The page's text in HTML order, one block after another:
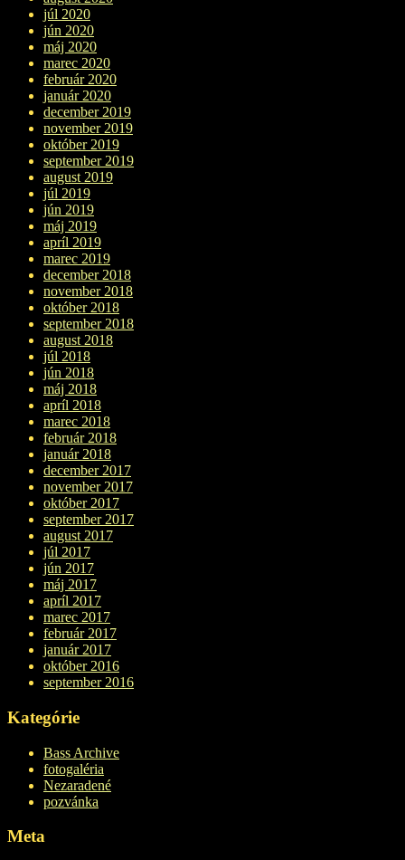
júl 2020
jún 2020
máj 2020
marec 2020
február 2020
január 2020
december 2019
november 2019
október 2019
september 2019
august 2019
júl 2019
jún 2019
máj 2019
apríl 2019
marec 2019
december 2018
november 2018
október 2018
september 2018
august 2018
júl 2018
jún 2018
máj 2018
apríl 2018
marec 2018
február 2018
január 2018
december 2017
november 2017
október 2017
september 2017
august 2017
júl 2017
jún 2017
máj 2017
apríl 2017
marec 2017
február 2017
január 2017
október 2016
september 2016
Kategórie
Bass Archive
fotogaléria
Nezaradené
pozvánka
Meta